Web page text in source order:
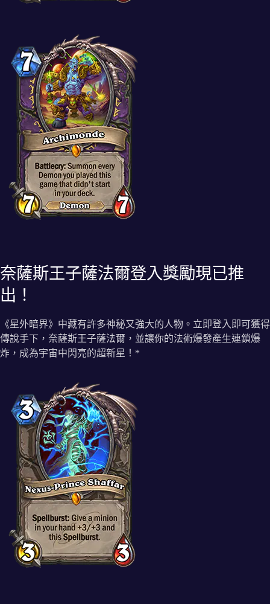
奈薩斯王子薩法爾登入獎勵現已推
出！
《星外暗界》中藏有許多神秘又強大的人物。立即登入即可獲得
傳說手下，奈薩斯王子薩法爾，並讓你的法術爆發產生連鎖爆
炸，成為宇宙中閃亮的超新星！*